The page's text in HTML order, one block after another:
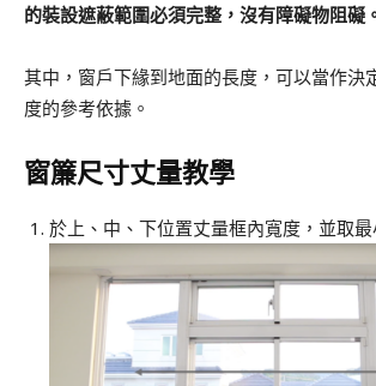
的裝設遮蔽範圍必須完整，沒有障礙物阻礙
其中，窗戶下緣到地面的長度，可以當作決
度的參考依據。
窗簾尺寸丈量教學
於上、中、下位置丈量框內寬度，並取最